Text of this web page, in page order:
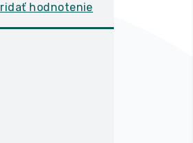
hodnotenie